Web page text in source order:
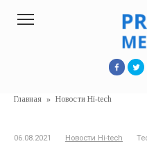
Главная » Новости Hi-tech
06.08.2021 Новости Hi-tech